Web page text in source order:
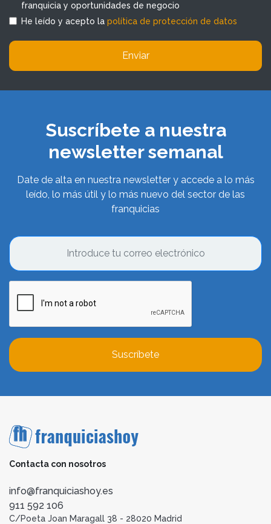
franquicia y oportunidades de negocio
He leído y acepto la política de protección de datos
Enviar
Suscríbete a nuestra
newsletter semanal
Date de alta en nuestra newsletter y accede a lo más
leído, lo más útil y lo más nuevo del sector de las
franquicias
Suscríbete
Contacta con nosotros
info@franquiciashoy.es
911 592 106
C/Poeta Joan Maragall 38 - 28020 Madrid